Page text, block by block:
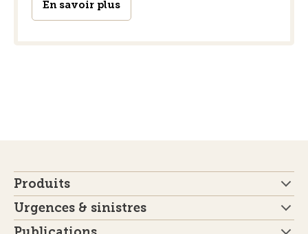
En savoir plus
Produits
Urgences & sinistres